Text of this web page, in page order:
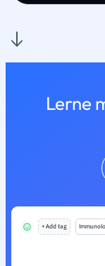
Lerne
+ Add tag